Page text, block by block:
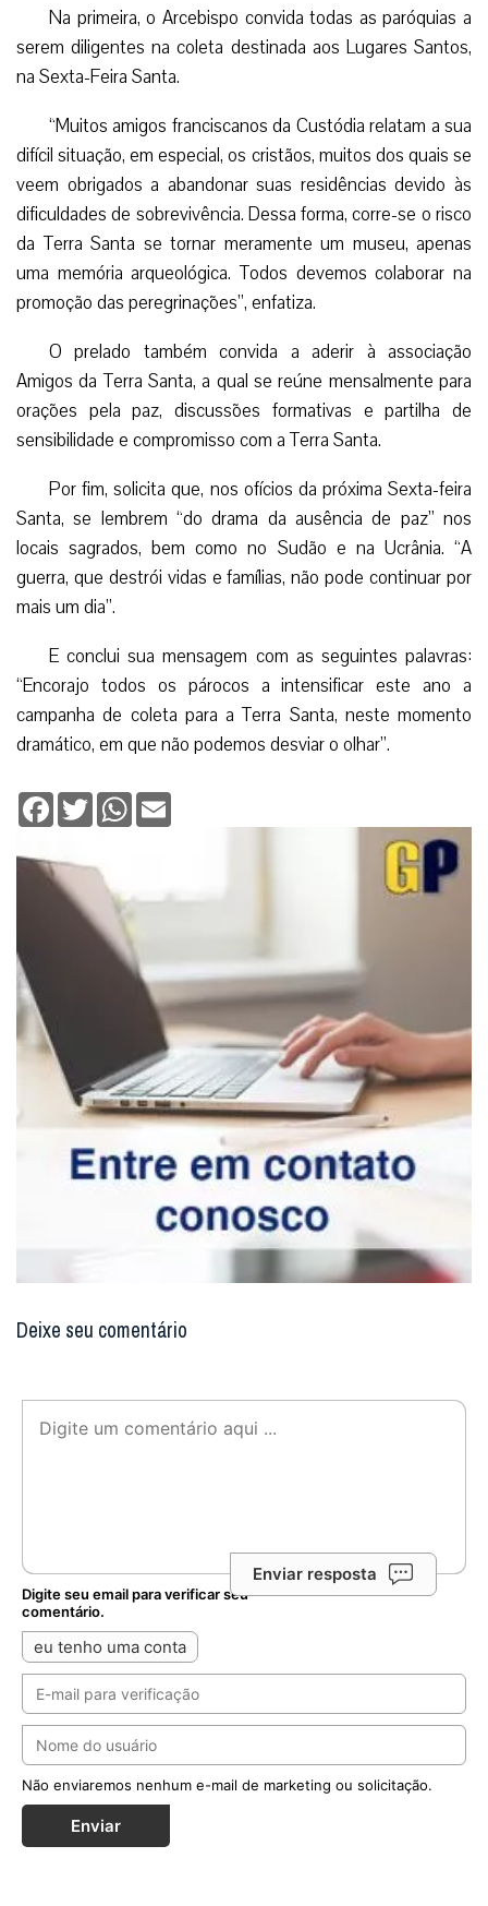
Na primeira, o Arcebispo convida todas as paróquias a
serem diligentes na coleta destinada aos Lugares Santos,
na Sexta-Feira Santa.
“Muitos amigos franciscanos da Custódia relatam a sua
difícil situação, em especial, os cristãos, muitos dos quais se
veem obrigados a abandonar suas residências devido às
dificuldades de sobrevivência. Dessa forma, corre-se o risco
da Terra Santa se tornar meramente um museu, apenas
uma memória arqueológica. Todos devemos colaborar na
promoção das peregrinações”, enfatiza.
O prelado também convida a aderir à associação
Amigos da Terra Santa, a qual se reúne mensalmente para
orações pela paz, discussões formativas e partilha de
sensibilidade e compromisso com a Terra Santa.
Por fim, solicita que, nos ofícios da próxima Sexta-feira
Santa, se lembrem “do drama da ausência de paz” nos
locais sagrados, bem como no Sudão e na Ucrânia. “A
guerra, que destrói vidas e famílias, não pode continuar por
mais um dia”.
E conclui sua mensagem com as seguintes palavras:
“Encorajo todos os párocos a intensificar este ano a
campanha de coleta para a Terra Santa, neste momento
dramático, em que não podemos desviar o olhar”.
Facebook
TwitterWhatsApp
Deixe seu comentário
Enviar resposta
Digite seu email para verificar seu
comentário.
eu tenho uma conta
Não enviaremos nenhum e-mail de marketing ou solicitação.
Enviar